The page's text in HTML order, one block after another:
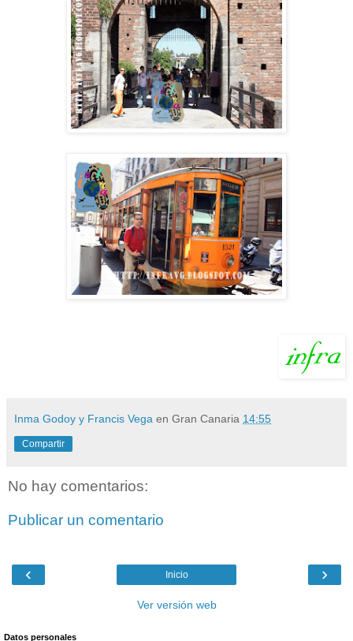
Inma Godoy y Francis Vega en Gran Canaria 14:55
Compartir
No hay comentarios:
Publicar un comentario
‹ ›
Inicio
Ver versión web
Datos personales